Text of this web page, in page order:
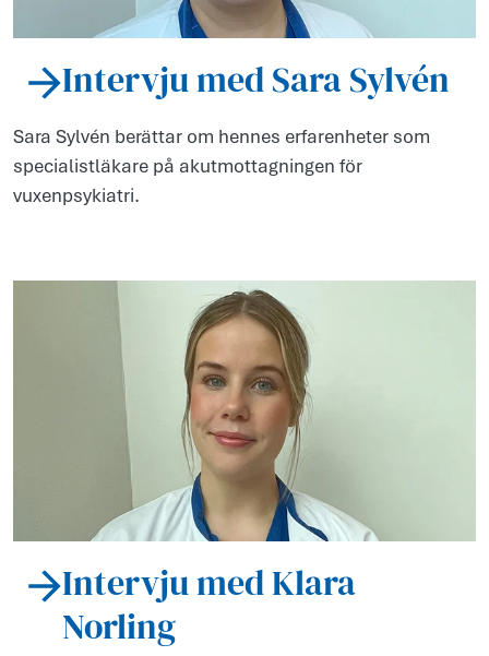
Intervju med Sara Sylvén
Sara Sylvén berättar om hennes erfarenheter som
specialistläkare på akutmottagningen för
vuxenpsykiatri.
Intervju med Klara
Norling